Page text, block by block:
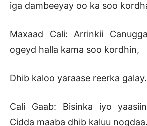
iga dambeeyay oo ka soo
Maxaad Cali: Arrinkii
ogeyd halla kama soo kordhin,
Dhib kaloo yaraase reerka galay.
Cali Gaab: Bisinka iyo
Cidda maaba dhib kaluu noqdaa.